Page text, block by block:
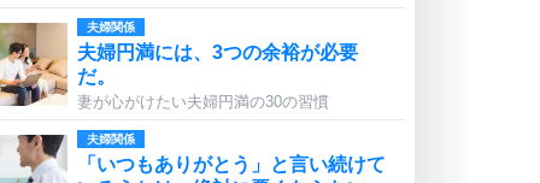
夫婦関係
夫婦円満には、3つの余裕が必要
だ。
妻が心がけたい夫婦円満の30の習慣
夫婦関係
「いつもありがとう」と言い続けて